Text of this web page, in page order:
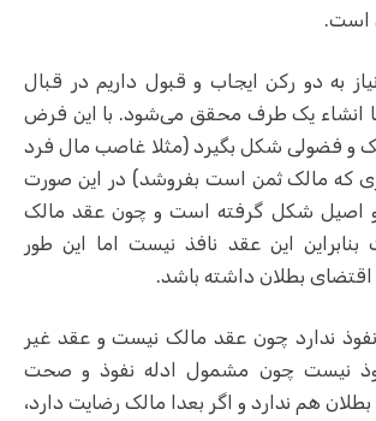
است.
به دو رکن ایجاب و قبول داریم در قبال
انشاء یک طرف محقق می‌شود. با این فرض
و فضولی شکل بگیرد (مثلا غاصب مال فرد
که مالک ثمن است بفروشد) در این صورت
اصیل شکل گرفته است و چون عقد مالک
این عقد نافذ نیست اما این طور
بطلان داشته باشد.
ندارد چون عقد مالک نیست و عقد غیر
نیست چون مشمول ادله نفوذ و صحت
هم ندارد و اگر بعدا مالک رضایت دارد،